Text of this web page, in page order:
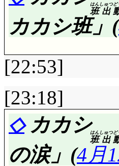
たしね
あ。スイ
し。突然
が……駆に
3週間前
弁当に
アリさ,
か(^^;;; 伝
班 出
はん しゅつど
カカシ班」(
評価
いやまあ
[22:53]
[23:18]
◇カカシ
班 出
はん しゅつど
の涙」(4月